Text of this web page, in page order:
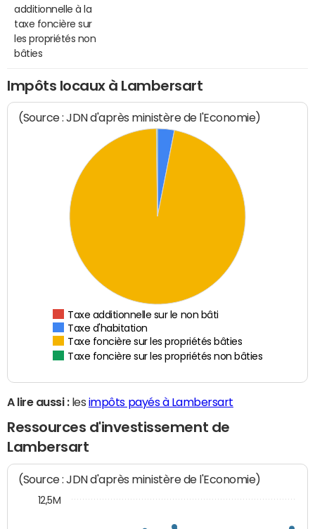
additionnelle à la
taxe foncière sur
les propriétés non
bâties
Impôts locaux à Lambersart
(Source : JDN d'après ministère de l'Economie)
Taxe additionnelle sur le non bâti
Taxe d'habitation
Taxe foncière sur les propriétés bâties
Taxe foncière sur les propriétés non bâties
A lire aussi :les impôts payés à Lambersart
Ressources d'investissement de
Lambersart
(Source : JDN d'après ministère de l'Economie)
12,5M